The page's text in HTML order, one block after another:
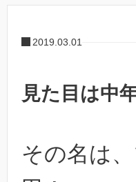
2019.03.01
見た目は中
その名は